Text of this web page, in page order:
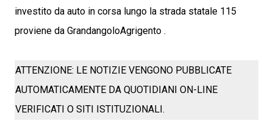
investito da auto in corsa lungo la strada statale 115
proviene da GrandangoloAgrigento .
ATTENZIONE: LE NOTIZIE VENGONO PUBBLICATE
AUTOMATICAMENTE DA QUOTIDIANI ON-LINE
VERIFICATI O SITI ISTITUZIONALI.